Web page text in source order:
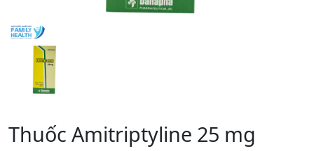
Thuốc Amitriptyline 25 mg